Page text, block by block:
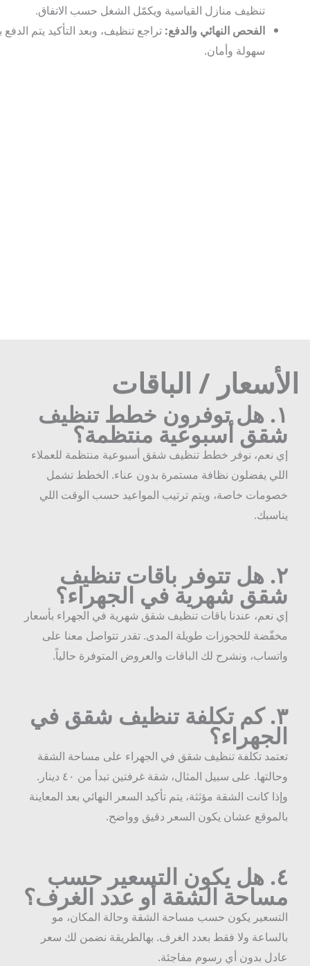
تنظيف منازل القياسية ويكمّل الشغل حسب الاتفاق.
الفحص النهائي والدفع:تراجع تنظيف، وبعد التأكيد يتم الدفع بكل
سهولة وأمان.
/ الباقات
هل توفرون خطط تنظيف
شقق أسبوعية منتظمة؟
إي نعم، نوفر خطط تنظيف شقق أسبوعية منتظمة للعملاء
اللي يفضلون نظافة مستمرة بدون عناء. الخطط تشمل
خصومات خاصة، ويتم ترتيب المواعيد حسب الوقت اللي
يناسبك.
هل تتوفر باقات تنظيف
شقق شهرية في الجهراء؟
إي نعم، عندنا باقات تنظيف شقق شهرية في الجهراء بأسعار
مخفّضة للحجوزات طويلة المدى. تقدر تتواصل معنا على
واتساب، ونشرح لك الباقات والعروض المتوفرة حالياً.
كم تكلفة تنظيف شقق في
الجهراء؟
تعتمد تكلفة تنظيف شقق في الجهراء على مساحة الشقة
وحالتها. على سبيل المثال، شقة غرفتين تبدأ من ٤٠ دينار.
وإذا كانت الشقة مؤثثة، يتم تأكيد السعر النهائي بعد المعاينة
بالموقع عشان يكون السعر دقيق وواضح.
هل يكون التسعير حسب
مساحة الشقة أو عدد الغرف؟
التسعير يكون حسب مساحة الشقة وحالة المكان، مو
بالساعة ولا فقط بعدد الغرف. بهالطريقة نضمن لك سعر
عادل بدون أي رسوم مفاجئة.